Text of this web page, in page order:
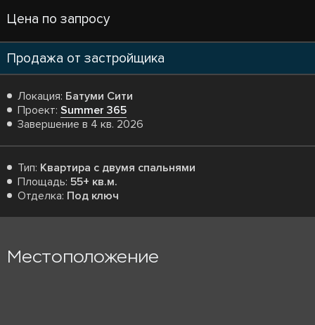
Цена по запросу
Продажа от застройщика
Локация: Батуми Сити
Проект: Summer 365
Завершение в 4 кв. 2026
Тип: Квартира с двумя спальнями
Площадь: 55+ кв.м.
Отделка: Под ключ
Местоположение